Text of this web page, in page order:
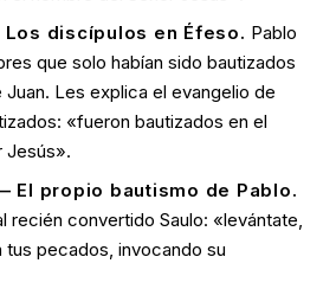
discípulos en Éfeso. Pablo
que solo habían sido bautizados
Les explica el evangelio de
«fueron bautizados en el
Jesús».
El propio bautismo de Pablo.
recién convertido Saulo: «levántate,
tus pecados, invocando su